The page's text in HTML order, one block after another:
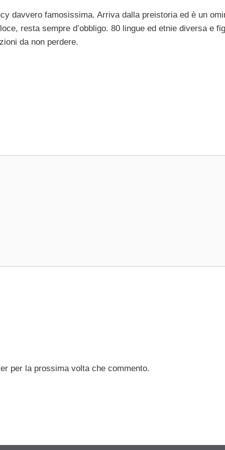
davvero famosissima. Arriva dalla preistoria ed è un
resta sempre d’obbligo. 80 lingue ed etnie diversa e
da non perdere.
per la prossima volta che commento.